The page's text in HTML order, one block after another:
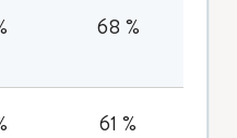
68 %
61 %